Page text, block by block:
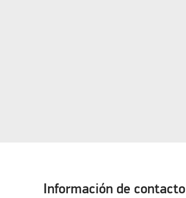
Información de contacto